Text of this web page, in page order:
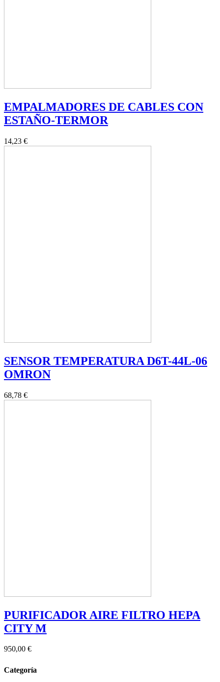
EMPALMADORES DE CABLES CON
ESTAÑO-TERMOR
14,23 €
SENSOR TEMPERATURA D6T-44L-06
OMRON
68,78 €
PURIFICADOR AIRE FILTRO HEPA
CITY M
950,00 €
Categoría